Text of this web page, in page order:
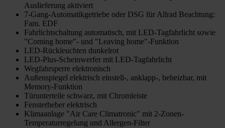
Auslieferung aktiviert
7-Gang-Automatikgetriebe oder DSG für Allrad Beachtung:
Fam. EDF
Fahrlichtschaltung automatisch, mit LED-Tagfahrlicht sowie
"Coming home"- und "Leaving home"-Funktion
LED-Rückleuchten dunkelrot
LED-Plus-Scheinwerfer mit LED-Tagfahrlicht
Wegfahrsperre elektronisch
Außenspiegel elektrisch einstell-, anklapp-, beheizbar, mit
Memory-Funktion
Türunterteile schwarz, mit Chromleiste
Fensterheber elektrisch
Klimaanlage "Air Care Climatronic" mit 2-Zonen-
Temperaturregelung und Allergen-Filter